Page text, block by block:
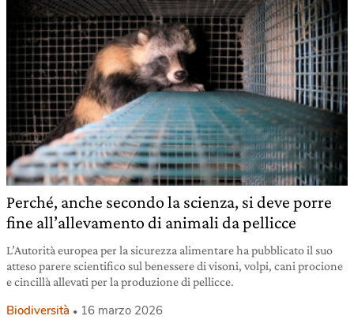
Perché, anche secondo la scienza, si deve porre
fine all’allevamento di animali da pellicce
L’Autorità europea per la sicurezza alimentare ha pubblicato il suo
atteso parere scientifico sul benessere di visoni, volpi, cani procione
e cincillà allevati per la produzione di pellicce.
Biodiversità 16 marzo 2026